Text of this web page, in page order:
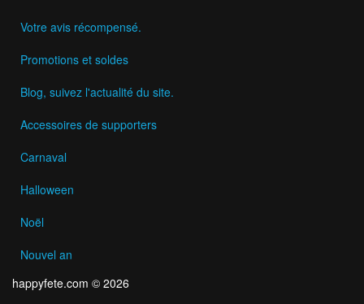
Votre avis récompensé.
Promotions et soldes
Blog, suivez l'actualité du site.
Accessoires de supporters
Carnaval
Halloween
Noël
Nouvel an
happyfete.com © 2026